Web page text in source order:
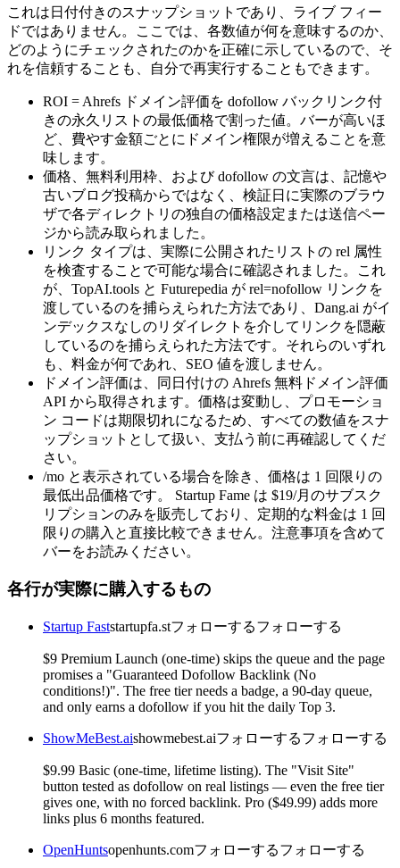
これは日付付きのスナップショットであり、ライブ フィー
ドではありません。ここでは、各数値が何を意味するのか、
どのようにチェックされたのかを正確に示しているので、そ
れを信頼することも、自分で再実行することもできます。
ROI = Ahrefs ドメイン評価を dofollow バックリンク付
きの永久リストの最低価格で割った値。バーが高いほ
ど、費やす金額ごとにドメイン権限が増えることを意
味します。
価格、無料利用枠、および dofollow の文言は、記憶や
古いブログ投稿からではなく、検証日に実際のブラウ
ザで各ディレクトリの独自の価格設定または送信ペー
ジから読み取られました。
リンク タイプは、実際に公開されたリストの rel 属性
を検査することで可能な場合に確認されました。これ
が、TopAI.tools と Futurepedia が rel=nofollow リンクを
渡しているのを捕らえられた方法であり、Dang.ai がイ
ンデックスなしのリダイレクトを介してリンクを隠蔽
しているのを捕らえられた方法です。それらのいずれ
も、料金が何であれ、SEO 値を渡しません。
ドメイン評価は、同日付けの Ahrefs 無料ドメイン評価
API から取得されます。価格は変動し、プロモーショ
ン コードは期限切れになるため、すべての数値をスナ
ップショットとして扱い、支払う前に再確認してくだ
さい。
/mo と表示されている場合を除き、価格は 1 回限りの
最低出品価格です。 Startup Fame は $19/月のサブスク
リプションのみを販売しており、定期的な料金は 1 回
限りの購入と直接比較できません。注意事項を含めて
バーをお読みください。
各行が実際に購入するもの
Startup Faststartupfa.stフォローするフォローする
$9 Premium Launch (one-time) skips the queue and the page
promises a "Guaranteed Dofollow Backlink (No
conditions!)". The free tier needs a badge, a 90-day queue,
and only earns a dofollow if you hit the daily Top 3.
ShowMeBest.aishowmebest.aiフォローするフォローする
$9.99 Basic (one-time, lifetime listing). The "Visit Site"
button tested as dofollow on real listings — even the free tier
gives one, with no forced backlink. Pro ($49.99) adds more
links plus 6 months featured.
OpenHuntsopenhunts.comフォローするフォローする